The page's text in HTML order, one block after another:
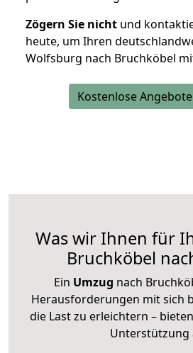
Zögern Sie nicht und
heute, um Ihren
Wolfsburg nach Bruchköbel
Kostenlose
Was wir Ihnen für
Bruchköbel
Ein Umzug nach
Herausforderungen mit sich
die Last zu erleichtern –
Unterstützung